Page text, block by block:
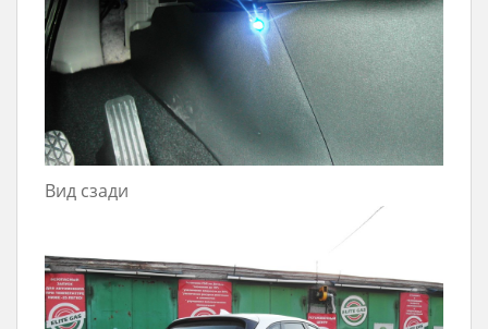
Вид сзади